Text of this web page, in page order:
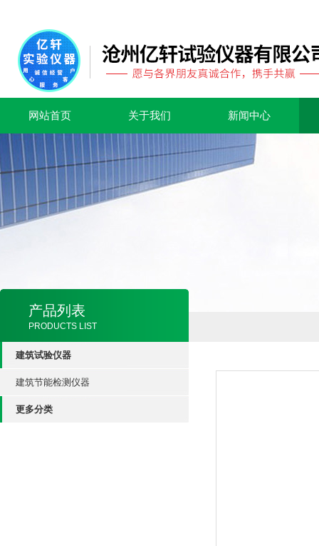
网站首页 关于我们 新闻中心
产品列表
PRODUCTS LIST
建筑试验仪器
建筑节能检测仪器
更多分类